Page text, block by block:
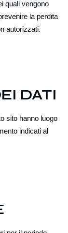
quali vengono
la perdita
autorizzati.
DATI
sito hanno luogo
indicati al